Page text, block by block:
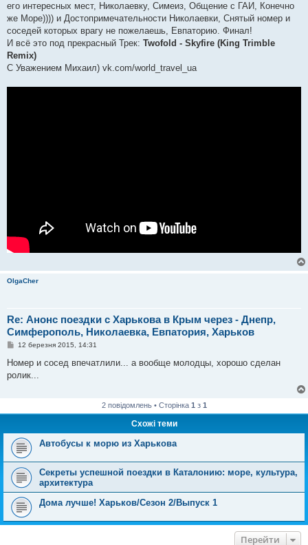
его интересных мест, Николаевку, Симеиз, Общение с ГАИ, Конечно
же Море)))) и Достопримечательности Николаевки, Снятый номер и
соседей которых врагу не пожелаешь, Евпаторию. Финал!
И всё это под прекрасный Трек: Twofold - Skyfire (King Trimble
Remix)
С Уважением Михаил) vk.com/world_travel_ua
OlgaCher
Re: Анонс поездки с Харькова в Крым через - Днепр,
Симферополь, Николаевка, Евпатория, Харьков
П
в
д
я
12 березня 2015, 14:31
Номер и сосед впечатлили... а вообще молодцы, хорошо сделан
ролик...
2 повідомлень • Сторінка 1 з 1
Схожі теми
Автобусы к морю из Харькова
Секреты успешной поездки в Каталонию: море, культура,
архитектура
Дома лучше! Харьков/Сезон 2/Выпуск 1
Перейти